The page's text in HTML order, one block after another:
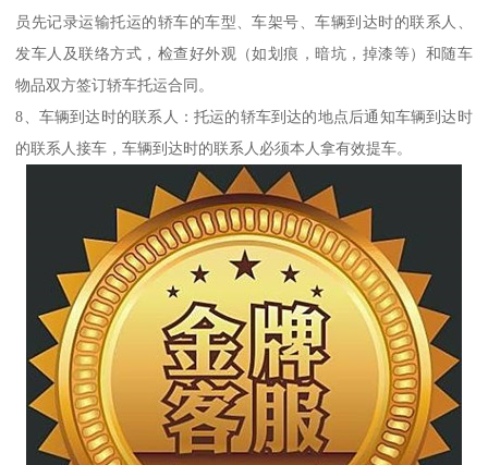
员先记录运输托运的轿车的车型、车架号、车辆到达时的联系人、
发车人及联络方式，检查好外观（如划痕，暗坑，掉漆等）和随车
物品双方签订轿车托运合同。
8、车辆到达时的联系人：托运的轿车到达的地点后通知车辆到达时
的联系人接车，车辆到达时的联系人必须本人拿有效提车。